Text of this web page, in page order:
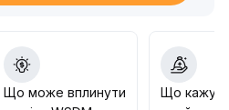
фіксацію ринку в стані
верхньої смуги для
Що може вплинути
Що